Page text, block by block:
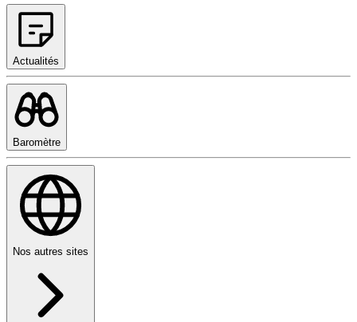
Actualités
Baromètre
Nos autres sites